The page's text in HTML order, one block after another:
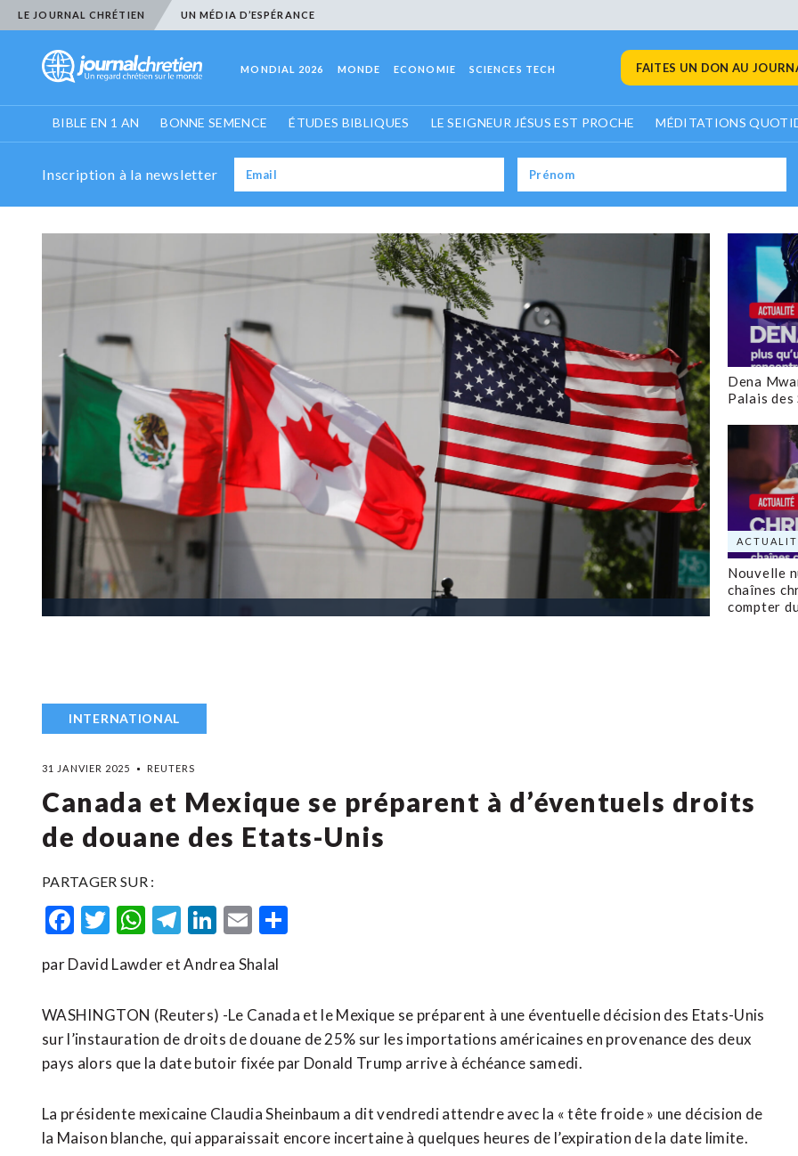
LE JOURNAL CHRÉTIEN UN MÉDIA D’ESPÉRANCE
MONDIAL 2026 MONDE ECONOMIE SCIENCES TECH FAITES UN DON AU
BIBLE EN 1 AN BONNE SEMENCE ÉTUDES BIBLIQUES LE SEIGNEUR JÉSUS EST PROCHE MÉDITATIONS
Inscription à la newsletter
Dena
Palais des
Nouvelle
chaînes
compter
INTERNATIONAL
31 JANVIER 2025 REUTERS
Canada et Mexique se préparent à d’éventuels droits
de douane des Etats-Unis
PARTAGER SUR :
Facebook
Twitter
WhatsApp
Telegram
LinkedIn
Email
par David Lawder et Andrea Shalal
WASHINGTON (Reuters) -Le Canada et le Mexique se préparent à une éventuelle décision des Etats-Unis
sur l’instauration de droits de douane de 25% sur les importations américaines en provenance des deux
pays alors que la date butoir fixée par Donald Trump arrive à échéance samedi.
La présidente mexicaine Claudia Sheinbaum a dit vendredi attendre avec la « tête froide » une décision de
la Maison blanche, qui apparaissait encore incertaine à quelques heures de l’expiration de la date limite.